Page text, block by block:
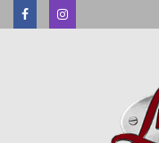
FacebookInstagram